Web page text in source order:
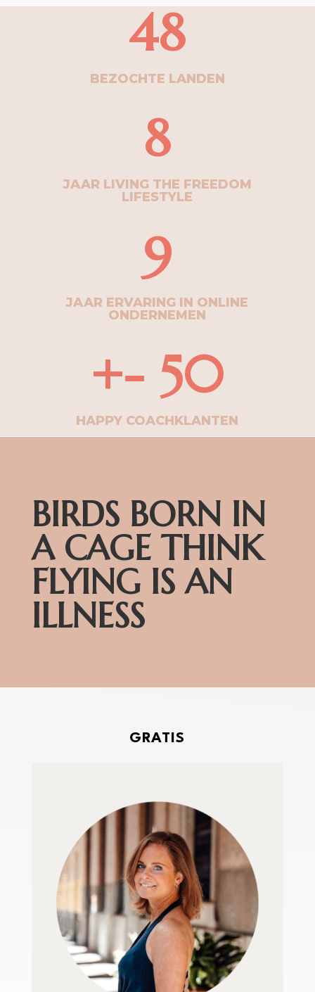
48
BEZOCHTE LANDEN
8
JAAR LIVING THE FREEDOM
LIFESTYLE
9
JAAR ERVARING IN ONLINE
ONDERNEMEN
+- 50
HAPPY COACHKLANTEN
BIRDS BORN IN
A CAGE THINK
FLYING IS AN
ILLNESS
GRATIS